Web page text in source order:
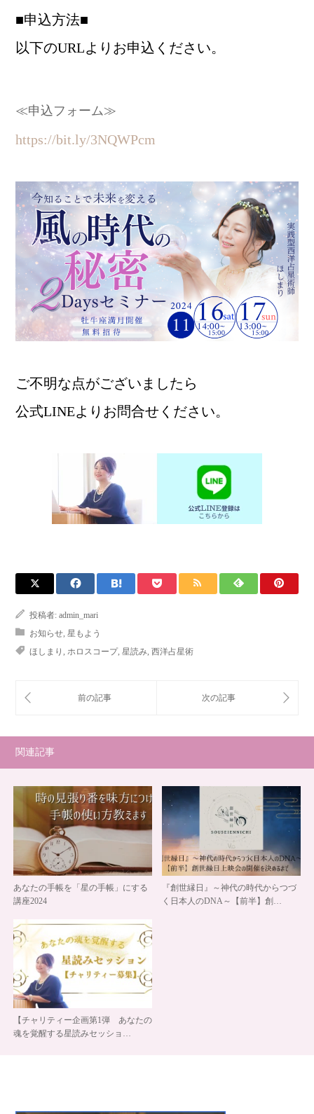
■申込方法■
以下のURLよりお申込ください。
≪申込フォーム≫
https://bit.ly/3NQWPcm
ご不明な点がございましたら
公式LINEよりお問合せください。
投稿者: admin_mari
お知らせ 星もよう
ほしまり
ホロスコープ, 星読み 西洋占星術
関連記事
あなたの手帳を「星の手帳」にする
講座2024
『創世縁日』～神代の時代からつづ
く日本人のDNA～【前半】創…
【チャリティー企画第1弾 あなたの
魂を覚醒する星読みセッショ…